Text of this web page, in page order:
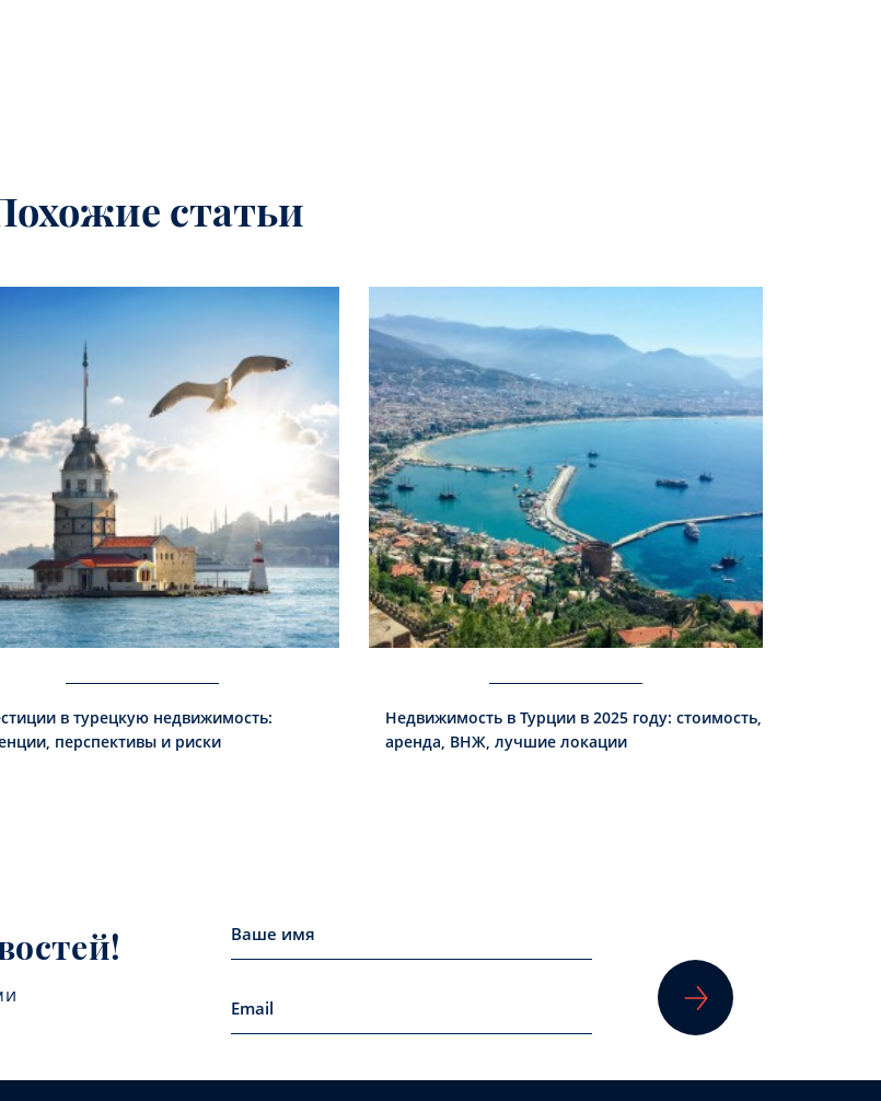
статьи
в турецкую недвижимость:
перспективы и риски
Недвижимость в Турции в 2025 году: стоимость,
аренда, ВНЖ, лучшие локации